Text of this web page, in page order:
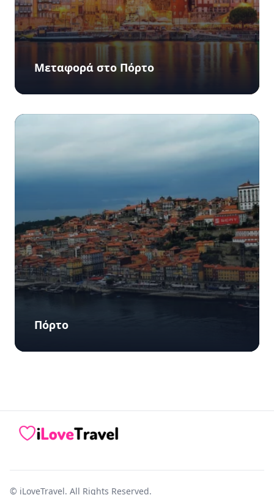
Μεταφορά στο Πόρτο
Πόρτο
iLoveTravel
© iLoveTravel. All Rights Reserved.